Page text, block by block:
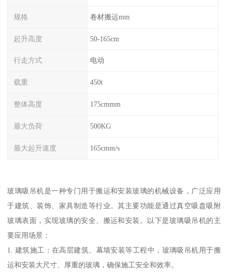
规格 卷材搬运mm
起升高度 50-165cm
行走方式 电动
载重 450t
整体高度 175cmmm
最大负荷 500KG
最大起升速度 165cmm/s
玻璃吸吊机是一种专门用于搬运和安装玻璃的机械设备，广泛应用
于建筑、装饰、家具制造等行业。其主要功能是通过真空吸盘吸附
玻璃表面，实现玻璃的安全、搬运和安装。以下是玻璃吸吊机的主
要应用场景：
1. 建筑施工：在高层建筑、幕墙安装等工程中，玻璃吸吊机用于搬
运和安装大尺寸、厚重的玻璃，确保施工安全和效率。